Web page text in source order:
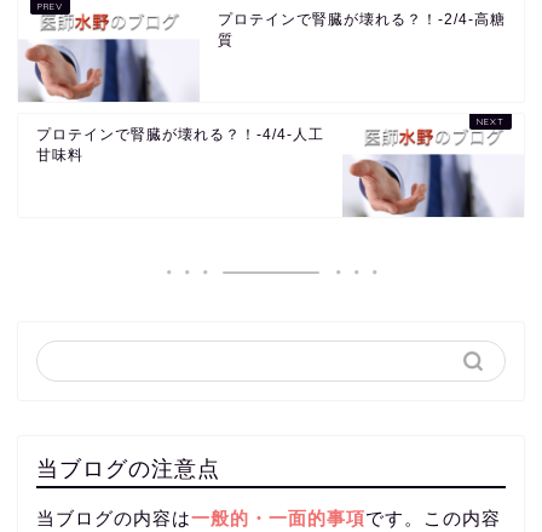
プロテインで腎臓が壊れる？！-2/4-高糖
質
プロテインで腎臓が壊れる？！-4/4-人工
甘味料
当ブログの注意点
当ブログの内容は一般的・一面的事項です。この内容